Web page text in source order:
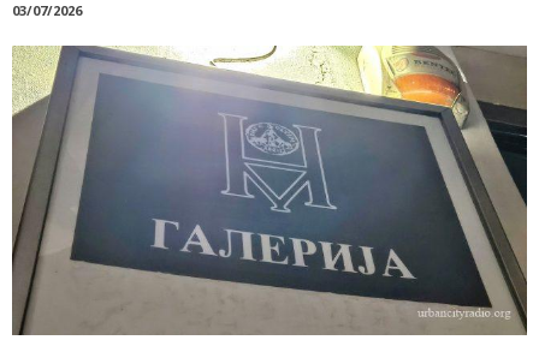
03/07/2026